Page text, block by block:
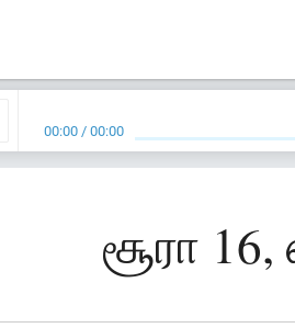
00:00 /00:00
சூரா